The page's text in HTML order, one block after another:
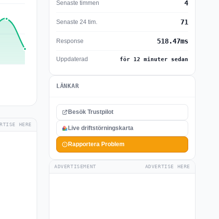
HERE
Senaste timmen 4
Senaste 24 tim. 71
Response 518.47ms
Uppdaterad för 12 minuter sedan
LÄNKAR
Besök Trustpilot
Live driftstörningskarta
Rapportera Problem
ADVERTISEMENT ADVERTISE HERE